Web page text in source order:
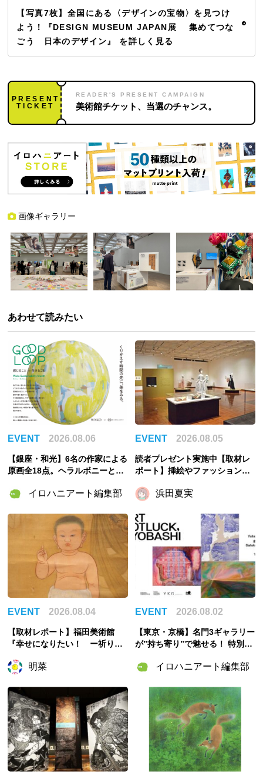
【写真7枚】全国にある〈デザインの宝物〉を見つけ
よう！『DESIGN MUSEUM JAPAN展 集めてつな
ごう 日本のデザイン』 を詳しく見る
PRESENT
TICKET
READER'S PRESENT CAMPAIGN
美術館チケット、当選のチャンス。
画像ギャラリー
あわせて読みたい
EVENT 2026.08.06
【銀座・和光】6名の作家による
原画全18点。ヘラルボニーとの
6」8月6日開催
イロハニアート編集部
EVENT 2026.08.05
読者プレゼント実施中【取材レ
ポート】挿絵やファッションか
国のモードをさがして／Fairy T
浜田夏実
EVENT 2026.08.04
【取材レポート】福田美術館
『幸せになりたい！ ー祈りの
私が祈ったこと
明菜
EVENT 2026.08.02
【東京・京橋】名門3ギャラリー
が”持ち寄り”で魅せる！ 特別企
SHI」Gallery & Bakery Tokyo
イロハニアート編集部